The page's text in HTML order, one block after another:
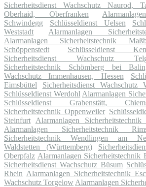
Sicherheitsdienst Wachschutz Naurod,
Oberhaid, Oberfranken
Schwindegg
Schlüsseldienst Uelsen
Weststadt
Alarmanlagen
Alarmanlagen Sicherheitstechnik
Schöppenstedt
Schlüsseldienst
Sicherheitsdienst Wachschutz
Sicherheitstechnik Schömberg bei
Wachschutz Immenhausen, Hessen
Eimsbüttel
Sicherheitsdienst
Schlüsseldienst Werdohl Alarmanlagen
Schlüsseldienst Grabenstätt,
Sicherheitstechnik Oppenweiler
Steinfurt
Alarmanlagen Sicherheitstechnik
Alarmanlagen Sicherheitstechnik
Sicherheitstechnik Wendlingen am
Waldstetten (Württemberg)
Oberpfalz Alarmanlagen Sicherheitstechnik
Sicherheitsdienst Wachschutz Büsum
Rhein Alarmanlagen Sicherheitstechnik
Wachschutz Torgelow Alarmanlagen